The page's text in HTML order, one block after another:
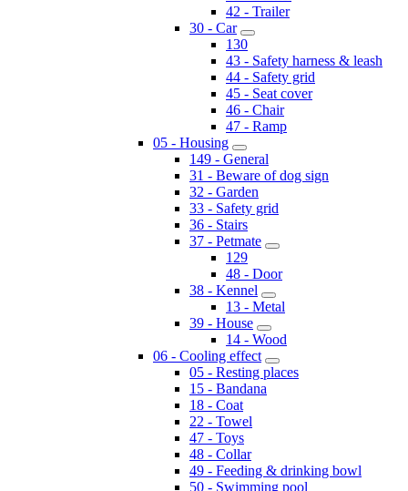
42 - Trailer
30 - Car
130
43 - Safety harness & leash
44 - Safety grid
45 - Seat cover
46 - Chair
47 - Ramp
05 - Housing
149 - General
31 - Beware of dog sign
32 - Garden
33 - Safety grid
36 - Stairs
37 - Petmate
129
48 - Door
38 - Kennel
13 - Metal
39 - House
14 - Wood
06 - Cooling effect
05 - Resting places
15 - Bandana
18 - Coat
22 - Towel
47 - Toys
48 - Collar
49 - Feeding & drinking bowl
50 - Swimming pool